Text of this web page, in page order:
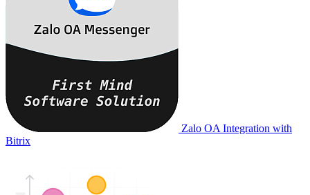
Zalo OA Integration with
Bitrix